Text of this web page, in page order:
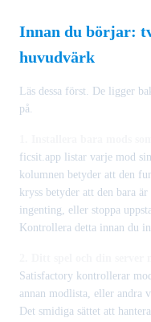
Innan du börjar:
huvudvärk
Läs dessa först. De ligger
på.
ficsit.app listar varje mod
kolumnen betyder att den
kryss betyder att den bara
ingenting, eller stoppa
Kontrollera detta innan du
Satisfactory kontrollerar
annan modlista, eller andra
Det smidiga sättet att